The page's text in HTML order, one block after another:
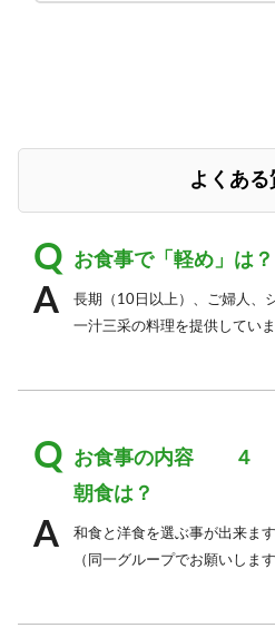
よくある
お食事で「軽め」は？
長期（10日以上）、ご婦人、
一汁三采の料理を提供していま
お食事の内容 ４
朝食は？
和食と洋食を選ぶ事が出来ます
（同一グループでお願いします